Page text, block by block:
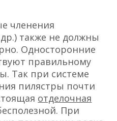
членения
также не должны
Односторонние
правильному
Так при системе
пилястры почти
отделочная
При